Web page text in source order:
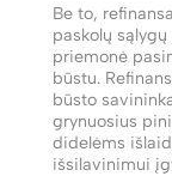
Be to,
paskolų
priemonė
būstu.
būsto
grynuosius
didelėms
išsilavinimui